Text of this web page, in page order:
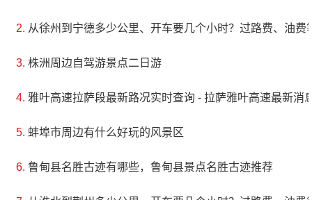
根据现在保留的“惠远结连社于庐山”碑文（不完整的碑
文），陂头燕岩古寺在公元300多年前就已经存在。惠远
“灵泉寺”。公元384年到庐山，后与全国123名高贤结
社，弘扬佛教文化三十多年。在这三十多年中，他们云
从徐州到宁德多少公里、开车要几个小时？过路费、油费
株洲周边自驾游景点二日游
雅叶高速拉萨段最新路况实时查询 - 拉萨雅叶高速最新消
蚌埠市周边有什么好玩的风景区
鲁甸县名胜古迹有哪些，鲁甸县景点名胜古迹推荐